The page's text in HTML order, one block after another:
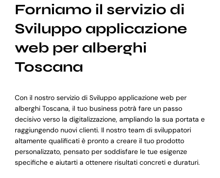
Forniamo il servizio di
Sviluppo applicazione
web per alberghi
Toscana
Con il nostro servizio di Sviluppo applicazione web per
alberghi Toscana, il tuo business potrà fare un passo
decisivo verso la digitalizzazione, ampliando la sua portata e
raggiungendo nuovi clienti. Il nostro team di sviluppatori
altamente qualificati è pronto a creare il tuo prodotto
personalizzato, pensato per soddisfare le tue esigenze
specifiche e aiutarti a ottenere risultati concreti e duraturi.